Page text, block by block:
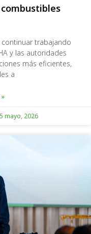
trabajando
y las autoridades
más eficientes,
a
mayo, 2026